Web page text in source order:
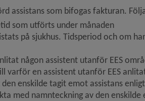
assistans som bifogas fakturan.
som utförts under månaden
på sjukhus. Tidsperiod och om
någon assistent utanför EES
varför en assistent utanför EES
enskilde tagit emot assistans
med namnteckning av den